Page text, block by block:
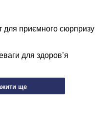
для приємного сюрпризу
для здоров’я
ще